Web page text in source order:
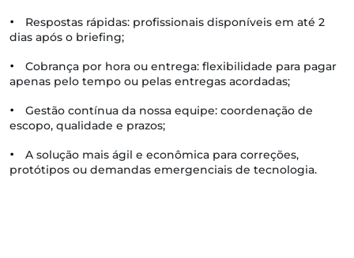
•
Respostas rápidas: profissionais disponíveis em até 2
dias após o briefing;
•
Cobrança por hora ou entrega: flexibilidade para pagar
apenas pelo tempo ou pelas entregas acordadas;
•
Gestão contínua da nossa equipe: coordenação de
escopo, qualidade e prazos;
•
A solução mais ágil e econômica para correções,
protótipos ou demandas emergenciais de tecnologia.